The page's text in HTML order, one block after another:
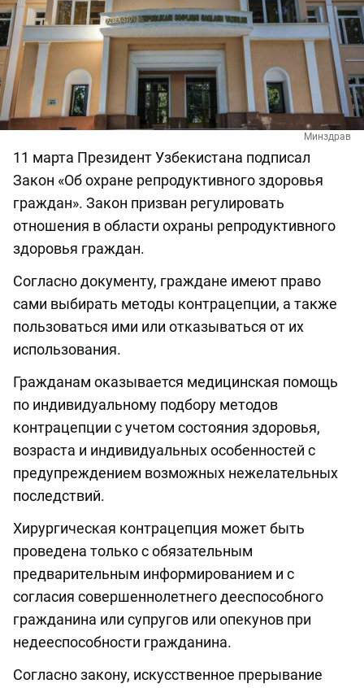
Минздрав
11 марта Президент Узбекистана подписал
Закон «Об охране репродуктивного здоровья
граждан». Закон призван регулировать
отношения в области охраны репродуктивного
здоровья граждан.
Согласно документу, граждане имеют право
сами выбирать методы контрацепции, а также
пользоваться ими или отказываться от их
использования.
Гражданам оказывается медицинская помощь
по индивидуальному подбору методов
контрацепции с учетом состояния здоровья,
возраста и индивидуальных особенностей с
предупреждением возможных нежелательных
последствий.
Хирургическая контрацепция может быть
проведена только с обязательным
предварительным информированием и с
согласия совершеннолетнего дееспособного
гражданина или супругов или опекунов при
недееспособности гражданина.
Согласно закону, искусственное прерывание